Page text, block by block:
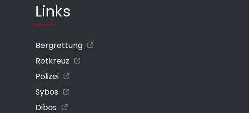
Links
Bergrettung
Rotkreuz
Polizei
Sybos
Dibos